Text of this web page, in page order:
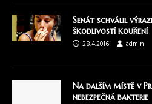
Senát schválil
škodlivostí kouření
28.4.2016
admin
Na dalším místě v
nebezpečná bakterie